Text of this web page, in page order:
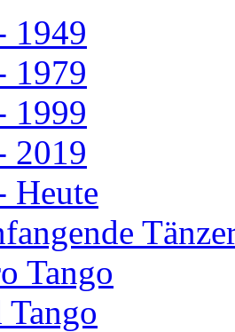
1949
1979
1999
2019
Heute
Tango